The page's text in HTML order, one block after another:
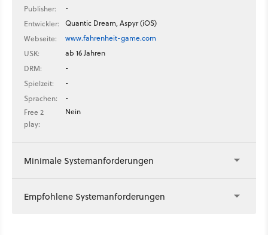
Publisher:
-
Entwickler:
Quantic Dream, Aspyr (iOS)
Webseite:
www.fahrenheit-game.com
USK:
ab 16 Jahren
DRM:
-
Spielzeit:
-
Sprachen:
-
Free 2
play:
Nein
Minimale Systemanforderungen
Empfohlene Systemanforderungen